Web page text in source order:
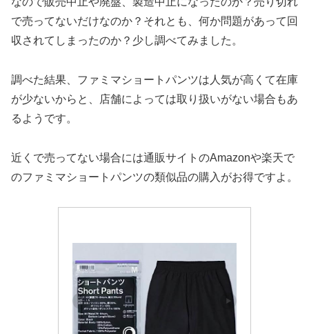
で売ってないだけなのか？それとも、何か問題があって回
収されてしまったのか？少し調べてみました。
調べた結果、ファミマショートパンツは人気が高くて在庫
が少ないからと、店舗によっては取り扱いがない場合もあ
るようです。
近くで売ってない場合には通販サイトのAmazonや楽天で
のファミマショートパンツの類似品の購入がお得ですよ。